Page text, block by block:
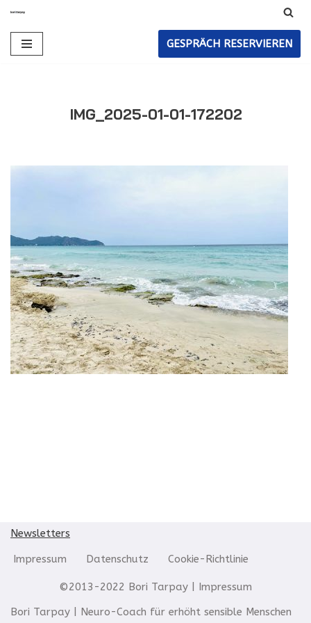
Zum
Inhalt
GESPRÄCH RESERVIEREN
IMG_2025-01-01-172202
Newsletters
Impressum Datenschutz Cookie-Richtlinie
©2013-2022 Bori Tarpay | Impressum
Bori Tarpay | Neuro-Coach für erhöht sensible Menschen